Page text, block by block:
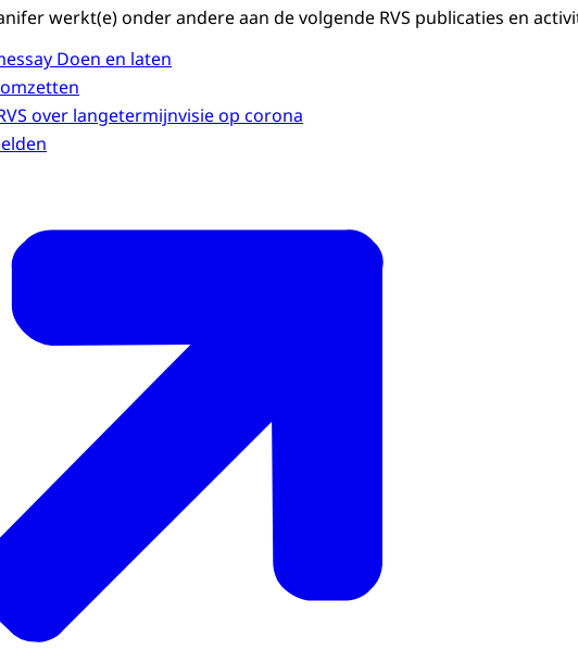
werkt(e) onder andere aan de volgende RVS publicaties en
Doen en laten
over langetermijnvisie op corona